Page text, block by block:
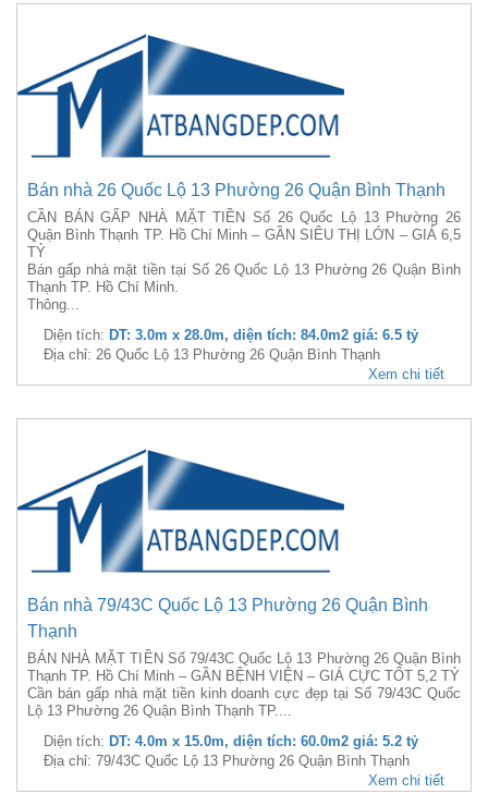
Bán nhà 26 Quốc Lộ 13 Phường 26 Quận Bình Thạnh
CẦN BÁN GẤP NHÀ MẶT TIỀN Số 26 Quốc Lộ 13 Phường 26
Quận Bình Thạnh TP. Hồ Chí Minh – GẦN SIÊU THỊ LỚN – GIÁ 6,5
TỶ
Bán gấp nhà mặt tiền tại Số 26 Quốc Lộ 13 Phường 26 Quận Bình
Thạnh TP. Hồ Chí Minh.
Thông...
Diện tích: DT: 3.0m x 28.0m, diện tích: 84.0m2 giá: 6.5 tỷ
Địa chỉ: 26 Quốc Lộ 13 Phường 26 Quận Bình Thạnh
Xem chi tiết
Bán nhà 79/43C Quốc Lộ 13 Phường 26 Quận Bình
Thạnh
BÁN NHÀ MẶT TIỀN Số 79/43C Quốc Lộ 13 Phường 26 Quận Bình
Thạnh TP. Hồ Chí Minh – GẦN BỆNH VIỆN – GIÁ CỰC TỐT 5,2 TỶ
Cần bán gấp nhà mặt tiền kinh doanh cực đẹp tại Số 79/43C Quốc
Lộ 13 Phường 26 Quận Bình Thạnh TP....
Diện tích: DT: 4.0m x 15.0m, diện tích: 60.0m2 giá: 5.2 tỷ
Địa chỉ: 79/43C Quốc Lộ 13 Phường 26 Quận Bình Thạnh
Xem chi tiết